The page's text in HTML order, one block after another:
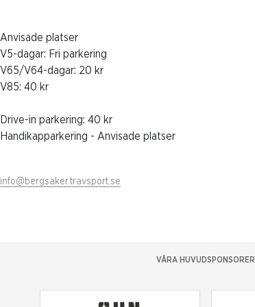
Anvisade platser
V5-dagar: Fri parkering
V65/V64-dagar: 20 kr
V85: 40 kr
Drive-in parkering: 40 kr
Handikapparkering - Anvisade platser
info@bergsaker.travsport.se
VÅRA HUVUDSPONSORER